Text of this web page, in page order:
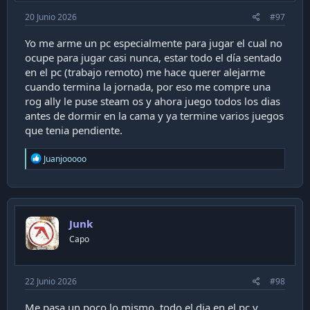
el living). Ni tampoco un mouse gamer descansando
sin usar, o un control Elite que lo ha usado 5 veces.
De repente debo reconocer que juego con un primo
chico a FC24 (que me saca la chucha), con otro primo
también. Pero fuera de eso... nada.
¿Comprador compulsivo? Puede ser, no lo voy a
descartar. Pero, si fuese así, tendría el último iPhone
(no lo tengo). El último Mac (no lo tengo), el último
todo. Tengo cosas. Muchas cosas. Pero no son todas
paralelo con el gusto de mi hija por los videojuegos,
que también se está desvaneciendo. Después de años
permanece en su dock, sin ser usada por varios días o
incluso semanas. Ella, curiosamente, está en el mundo
20 Junio 2026 #97
Yo me arme un pc especialmente para jugar el cual no
ocupe para jugar casi nunca, estar todo el día sentado
en el pc (trabajo remoto) me hace querer alejarme
cuando termina la jornada, por eso me compre una
rog ally le puse steam os y ahora juego todos los dias
antes de dormir en la cama y ya termine varios juegos
que tenia pendiente.
R
e
c
t
o
n
s
Juanjooooo
Junk
Capo
22 Junio 2026 #98
Me pasa un poco lo mismo, todo el dia en el pc y